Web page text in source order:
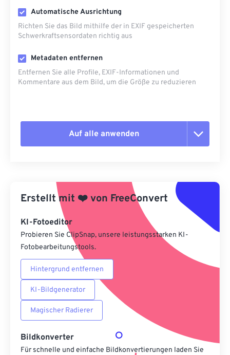
Automatische Ausrichtung
Richten Sie das Bild mithilfe der in EXIF ​​gespeicherten
Schwerkraftsensordaten richtig aus
Metadaten entfernen
Entfernen Sie alle Profile, EXIF-Informationen und
Kommentare aus dem Bild, um die Größe zu reduzieren
Auf alle anwenden
Aus Vorgabe anwenden
Als Vorgabe speichern
Erstellt mit ❤️von FreeConvert
KI-Fotoeditor
Probieren Sie ClipSnap, unsere leistungsstarken KI-
Fotobearbeitungstools.
Hintergrund entfernen
KI-Bildgenerator
Magischer Radierer
Bildkonverter
Für schnelle und einfache Bildkonvertierungen laden Sie